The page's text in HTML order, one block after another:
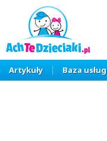
Artykuły Baza usług